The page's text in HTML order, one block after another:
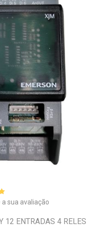
sua avaliação
12 ENTRADAS 4 RELES